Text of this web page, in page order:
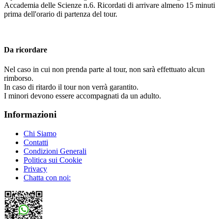
Accademia delle Scienze n.6. Ricordati di arrivare almeno 15 minuti
prima dell'orario di partenza del tour.
Da ricordare
Nel caso in cui non prenda parte al tour, non sarà effettuato alcun
rimborso.
In caso di ritardo il tour non verrà garantito.
I minori devono essere accompagnati da un adulto.
Informazioni
Chi Siamo
Contatti
Condizioni Generali
Politica sui Cookie
Privacy
Chatta con noi: